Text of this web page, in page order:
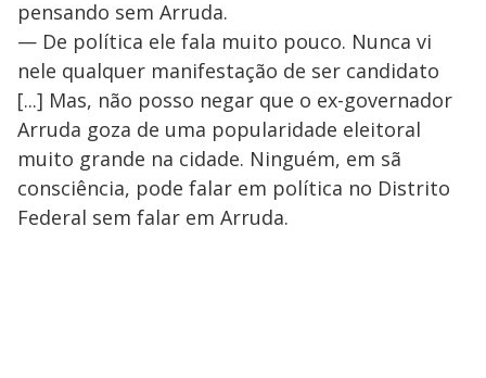
pensando sem Arruda.
— De política ele fala muito pouco. Nunca vi
nele qualquer manifestação de ser candidato
[...] Mas, não posso negar que o ex-governador
Arruda goza de uma popularidade eleitoral
muito grande na cidade. Ninguém, em sã
consciência, pode falar em política no Distrito
Federal sem falar em Arruda.